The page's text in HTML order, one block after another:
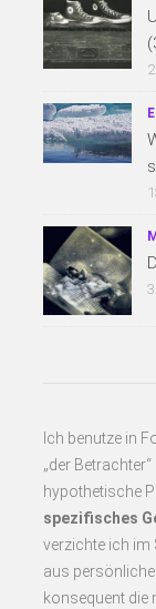
Ich benutze in
„der
hypothetische
spezifisches
verzichte ich im
aus
konsequent die